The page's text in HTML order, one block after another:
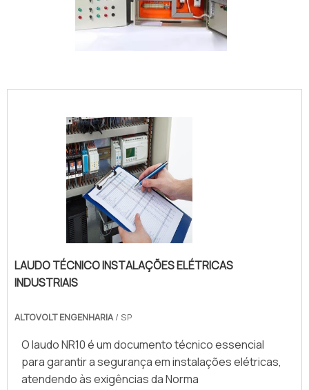
LAUDO TÉCNICO INSTALAÇÕES ELÉTRICAS
INDUSTRIAIS
ALTOVOLT ENGENHARIA/ SP
O laudo NR10 é um documento técnico essencial
para garantir a segurança em instalações elétricas,
atendendo às exigências da Norma